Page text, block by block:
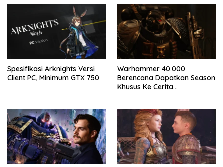
Spesifikasi Arknights Versi
Client PC, Minimum GTX 750
Warhammer 40.000
Berencana Dapatkan Season
Khusus Ke Cerita